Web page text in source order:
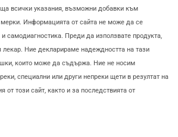
всички указания, възможни добавки към
мерки. Информацията от сайта не може да се
самодиагностика. Преди да използвате продукта,
лекар. Ние декларираме надеждността на тази
които може да съдържа. Ние не носим
специални или други непреки щети в резултат на
от този сайт, както и за последствията от